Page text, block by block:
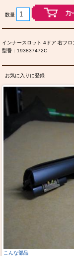
数量
インナースロット 4ドア 右フロ
型番：193837472C
お気に入りに登録
こんな部品